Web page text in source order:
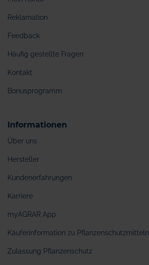
Reklamation
Feedback
Häufig gestellte Fragen
Kontakt
Bonusprogramm
Informationen
Über uns
Hersteller
Kundenerfahrungen
Karriere
myAGRAR App
Käuferinformation zu Pflanzenschutzmitteln
Zulassung Pflanzenschutz